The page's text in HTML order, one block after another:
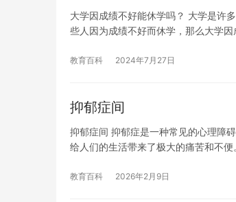
大学因成绩不好能休学吗？ 大学是许
些人因为成绩不好而休学，那么大学
教育百科 2024年7月27日
抑郁症间
抑郁症间 抑郁症是一种常见的心理障
给人们的生活带来了极大的痛苦和不
教育百科 2026年2月9日